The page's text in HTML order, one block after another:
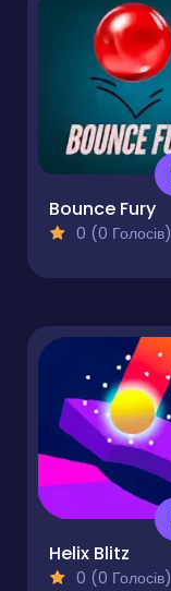
Bounce Fury
0 (0 Голосів)
Helix Blitz
0 (0 Голосів)